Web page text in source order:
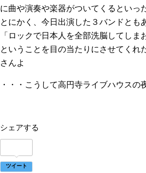
に曲や演奏や楽器がついてくるといっ
とにかく、今日出演した３バンドと
「ロックで日本人を全部洗脳してし
ということを目の当たりにさせてく
さんよ
・・・こうして高円寺ライブハウスの
シェアする
ツイート